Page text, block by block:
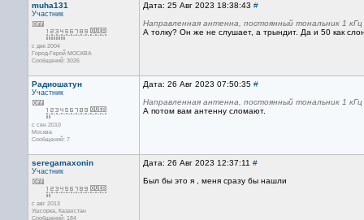
muha131
Участник
с дек 2004
Город-Герой МОСКВА
Сообщений: 3026
Дата: 25 Авг 2023 18:38:43 #
Направленная антенна, постоянный тональник 1
А толку? Он же не слушает, а трындит. Да и 50 как
Радиошатун
Участник
с сен 2010
Москва
Сообщений: 7
Дата: 26 Авг 2023 07:50:35 #
Направленная антенна, постоянный тональник 1
А потом вам антенну сломают.
seregamaxonin
Участник
с авг 2013
Ушсорка, Казахстан
Сообщений: 184
Дата: 26 Авг 2023 12:37:11 #
Был бы это я , меня сразу бы нашли